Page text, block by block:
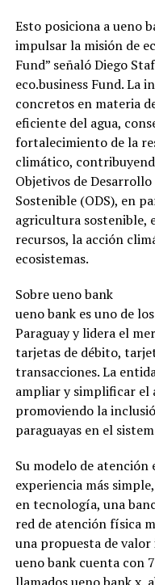
Esto posiciona a ueno
impulsar la misión de
Fund” señaló Diego
eco.business Fund. La
concretos en materia
eficiente del agua,
fortalecimiento de la
climático,
Objetivos de Desarrollo
Sostenible (ODS), en
agricultura sostenible,
recursos, la acción
ecosistemas.
Sobre ueno bank
ueno bank es uno de
Paraguay y lidera el
tarjetas de débito,
transacciones. La
ampliar y simplificar el
promoviendo la
paraguayas en el
Su modelo de
experiencia más
en tecnología, una
red de atención física
una propuesta de
ueno bank cuenta con